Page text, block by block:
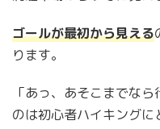
ゴールが最初から見える
ります。
「あっ、あそこまでな
のは初心者ハイキングに